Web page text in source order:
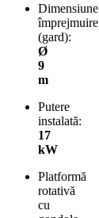
Dimensiune
împrejmuire
(gard):
Ø
9
m
Putere
instalată:
17
kW
Platformă
rotativă
cu